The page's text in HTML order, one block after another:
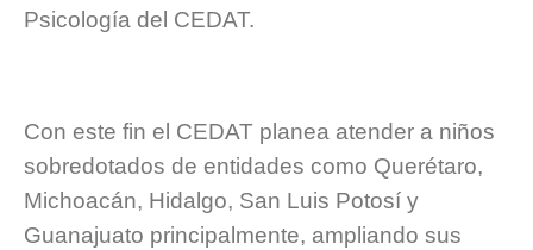
Psicología del CEDAT.
Con este fin el CEDAT planea atender a niños
sobredotados de entidades como Querétaro,
Michoacán, Hidalgo, San Luis Potosí y
Guanajuato principalmente, ampliando sus